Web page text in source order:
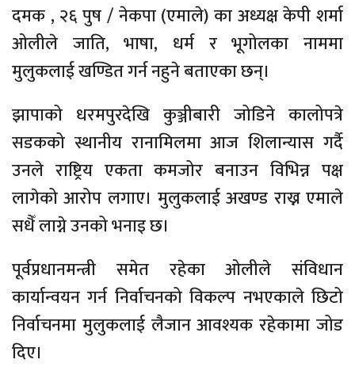
दमक , २६ पुष / नेकपा (एमाले) का अध्यक्ष केपी शर्मा
ओलीले जाति, भाषा, धर्म र भूगोलका नाममा
मुलुकलाई खण्डित गर्न नहुने बताएका छन्।
झापाको धरमपुरदेखि कुञ्जीबारी जोडिने कालोपत्रे
सडकको स्थानीय रानामिलमा आज शिलान्यास गर्दै
उनले राष्ट्रिय एकता कमजोर बनाउन विभिन्न पक्ष
लागेको आरोप लगाए। मुलुकलाई अखण्ड राख्न एमाले
सधैँ लाग्ने उनको भनाइ छ।
पूर्वप्रधानमन्त्री समेत रहेका ओलीले संविधान
कार्यान्वयन गर्न निर्वाचनको विकल्प नभएकाले छिटो
निर्वाचनमा मुलुकलाई लैजान आवश्यक रहेकामा जोड
दिए।